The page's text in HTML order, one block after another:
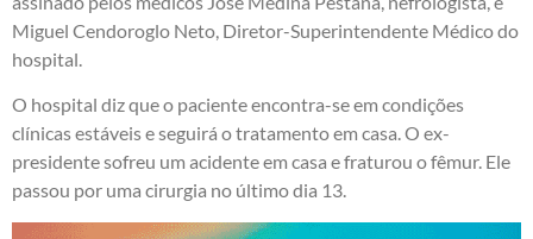
Miguel Cendoroglo Neto, Diretor-Superintendente Médico do
hospital.
O hospital diz que o paciente encontra-se em condições
clínicas estáveis e seguirá o tratamento em casa. O ex-
presidente sofreu um acidente em casa e fraturou o fêmur. Ele
passou por uma cirurgia no último dia 13.